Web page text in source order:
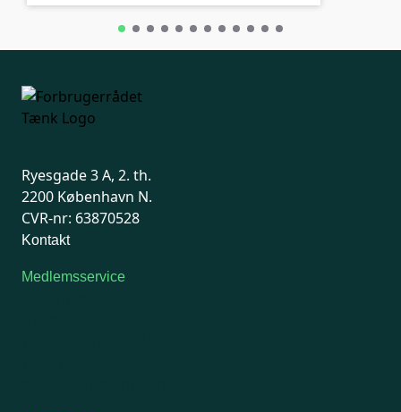
Ryesgade 3 A, 2. th.
2200 København N.
CVR-nr: 63870528
Kontakt
Medlemsservice